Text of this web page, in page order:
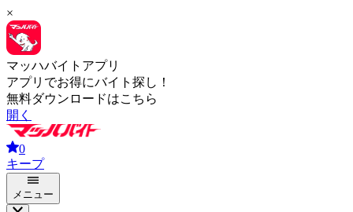
×
マッハバイトアプリ
アプリでお得にバイト探し！
無料ダウンロードはこちら
開く
0
キープ
メニュー